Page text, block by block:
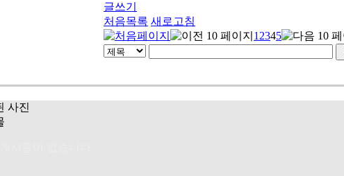
글쓰기
처음목록 새로고침
1 2345